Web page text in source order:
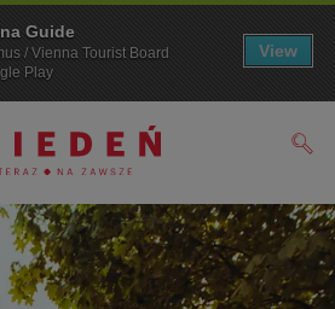
Guide
/ Vienna Tourist Board
Play
View